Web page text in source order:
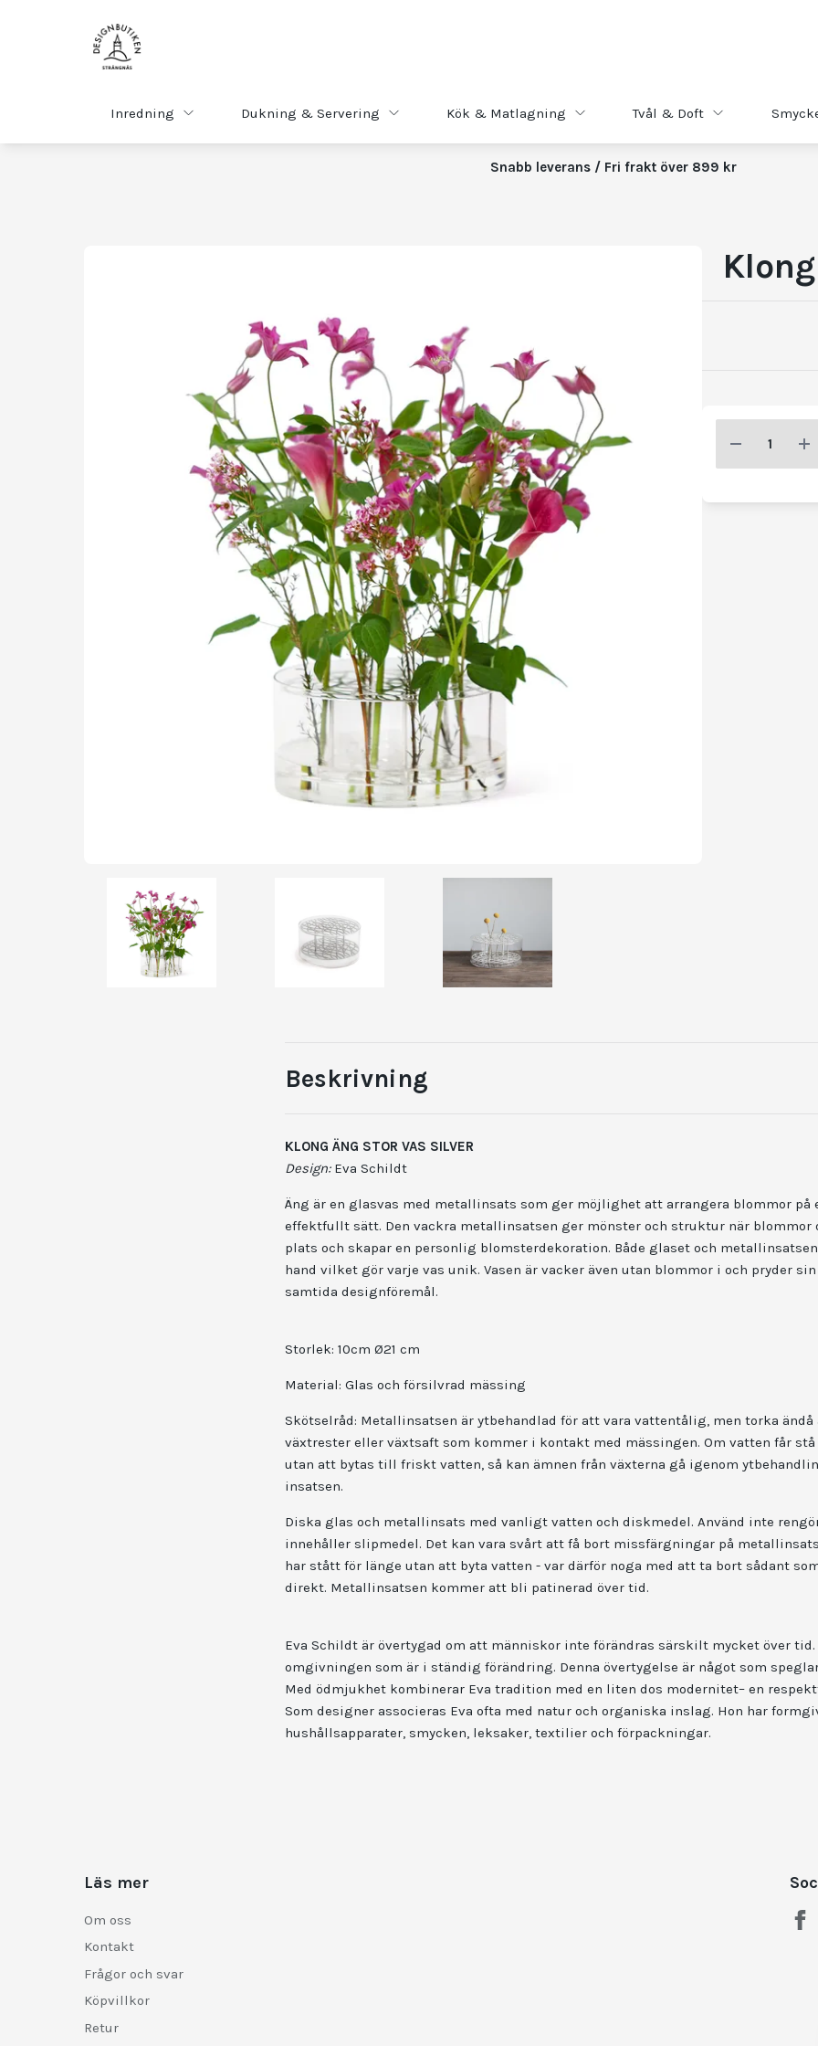
Inredning Dukning & Servering Kök & Matlagning Tvål & Doft
Snabb leverans / Fri frakt över 899 kr
Beskrivning
KLONG ÄNG STOR VAS SILVER
Design:Eva Schildt
Äng är en glasvas med metallinsats som ger möjlighet att arrangera blommor på
effektfullt sätt. Den vackra metallinsatsen ger mönster och struktur när blommor
plats och skapar en personlig blomsterdekoration. Både glaset och
hand vilket gör varje vas unik. Vasen är vacker även utan blommor i och pryder
samtida designföremål.
Storlek: 10cm Ø21 cm
Material: Glas och försilvrad mässing
Skötselråd: Metallinsatsen är ytbehandlad för att vara vattentålig, men torka ändå
växtrester eller växtsaft som kommer i kontakt med mässingen. Om vatten får stå
utan att bytas till friskt vatten, så kan ämnen från växterna gå igenom
insatsen.
Diska glas och metallinsats med vanligt vatten och diskmedel. Använd inte
innehåller slipmedel. Det kan vara svårt att få bort missfärgningar på
har stått för länge utan att byta vatten - var därför noga med att ta bort sådant
direkt. Metallinsatsen kommer att bli patinerad över tid.
Eva Schildt är övertygad om att människor inte förändras särskilt mycket över
omgivningen som är i ständig förändring. Denna övertygelse är något som
Med ödmjukhet kombinerar Eva tradition med en liten dos modernitet– en
Som designer associeras Eva ofta med natur och organiska inslag. Hon har
hushållsapparater, smycken, leksaker, textilier och förpackningar.
Läs mer
Om oss
Kontakt
Frågor och svar
Köpvillkor
Retur